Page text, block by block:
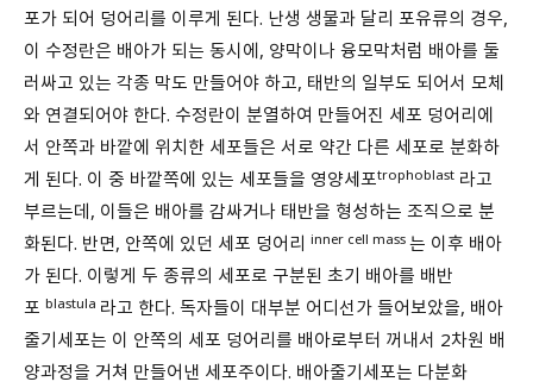
포가 되어 덩어리를 이루게 된다. 난생 생물과 달리 포유류의 경우,
이 수정란은 배아가 되는 동시에, 양막이나 융모막처럼 배아를 둘
러싸고 있는 각종 막도 만들어야 하고, 태반의 일부도 되어서 모체
와 연결되어야 한다. 수정란이 분열하여 만들어진 세포 덩어리에
서 안쪽과 바깥에 위치한 세포들은 서로 약간 다른 세포로 분화하
게 된다. 이 중 바깥쪽에 있는 세포들을 영양세포trophoblast 라고
부르는데, 이들은 배아를 감싸거나 태반을 형성하는 조직으로 분
화된다. 반면, 안쪽에 있던 세포 덩어리 inner cell mass 는 이후 배아
가 된다. 이렇게 두 종류의 세포로 구분된 초기 배아를 배반
포 blastula 라고 한다. 독자들이 대부분 어디선가 들어보았을, 배아
줄기세포는 이 안쪽의 세포 덩어리를 배아로부터 꺼내서 2차원 배
양과정을 거쳐 만들어낸 세포주이다. 배아줄기세포는 다분화